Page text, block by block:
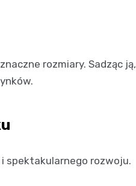
rozmiary. Sadząc ją,
spektakularnego rozwoju.